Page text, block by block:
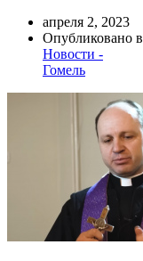
апреля 2, 2023
Опубликовано в
Новости -
Гомель